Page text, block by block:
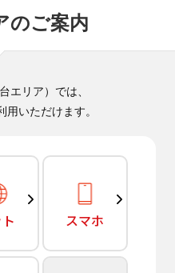
のご案内
エリア）では、
用いただけます。
スマホ